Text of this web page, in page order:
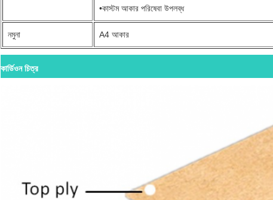
•কাস্টম আকার পরিষেবা উপলব্ধ
নমুনা A4 আকার
কার্ডিওন চিত্র